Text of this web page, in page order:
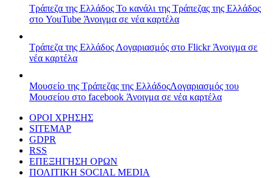
Τράπεζα της Ελλάδος Το κανάλι της Τράπεζας της Ελλάδος
στο YouTube Άνοιγμα σε νέα καρτέλα
Τράπεζα της Ελλάδος Λογαριασμός στο FlickrΆνοιγμα σε
νέα καρτέλα
Μουσείο της Τράπεζας της ΕλλάδοςΛογαριασμός του
Μουσείου στο facebook Άνοιγμα σε νέα καρτέλα
ΟΡΟΙ ΧΡΗΣΗΣ
SITEMAP
GDPR
RSS
ΕΠΕΞΗΓΗΣΗ ΟΡΩΝ
ΠΟΛΙΤΙΚΗ SOCIAL MEDIA